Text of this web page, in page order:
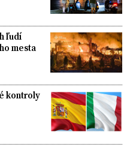
ľudí
mesta
kontroly